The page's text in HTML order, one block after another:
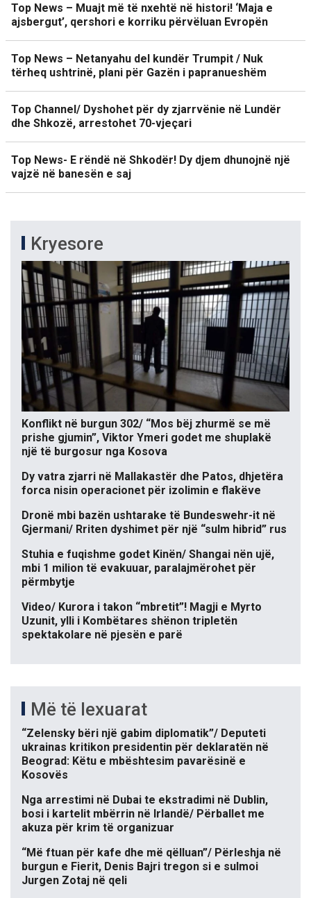
Top News – Muajt më të nxehtë në histori! ‘Maja e
ajsbergut’, qershori e korriku përvëluan Evropën
Top News – Netanyahu del kundër Trumpit / Nuk
tërheq ushtrinë, plani për Gazën i papranueshëm
Top Channel/ Dyshohet për dy zjarrvënie në Lundër
dhe Shkozë, arrestohet 70-vjeçari
Top News- E rëndë në Shkodër! Dy djem dhunojnë një
vajzë në banesën e saj
Kryesore
Konflikt në burgun 302/ “Mos bëj zhurmë se më
prishe gjumin”, Viktor Ymeri godet me shuplakë
një të burgosur nga Kosova
Dy vatra zjarri në Mallakastër dhe Patos, dhjetëra
forca nisin operacionet për izolimin e flakëve
Dronë mbi bazën ushtarake të Bundeswehr-it në
Gjermani/ Rriten dyshimet për një “sulm hibrid” rus
Stuhia e fuqishme godet Kinën/ Shangai nën ujë,
mbi 1 milion të evakuuar, paralajmërohet për
përmbytje
Video/ Kurora i takon “mbretit”! Magji e Myrto
Uzunit, ylli i Kombëtares shënon tripletën
spektakolare në pjesën e parë
Më të lexuarat
“Zelensky bëri një gabim diplomatik”/ Deputeti
ukrainas kritikon presidentin për deklaratën në
Beograd: Këtu e mbështesim pavarësinë e
Kosovës
Nga arrestimi në Dubai te ekstradimi në Dublin,
bosi i kartelit mbërrin në Irlandë/ Përballet me
akuza për krim të organizuar
“Më ftuan për kafe dhe më qëlluan”/ Përleshja në
burgun e Fierit, Denis Bajri tregon si e sulmoi
Jurgen Zotaj në qeli